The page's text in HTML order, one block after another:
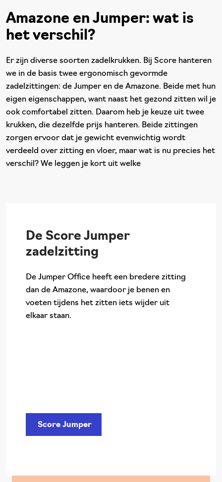
Amazone en Jumper: wat is
het verschil?
Er zijn diverse soorten zadelkrukken. Bij Score hanteren
we in de basis twee ergonomisch gevormde
zadelzittingen: de Jumper en de Amazone. Beide met hun
eigen eigenschappen, want naast het gezond zitten wil je
ook comfortabel zitten. Daarom heb je keuze uit twee
krukken, die dezelfde prijs hanteren. Beide zittingen
zorgen ervoor dat je gewicht evenwichtig wordt
verdeeld over zitting en vloer, maar wat is nu precies het
verschil? We leggen je kort uit welke
De Score Jumper
zadelzitting
De Jumper Office heeft een bredere zitting
dan de Amazone, waardoor je benen en
voeten tijdens het zitten iets wijder uit
elkaar staan.
Score Jumper